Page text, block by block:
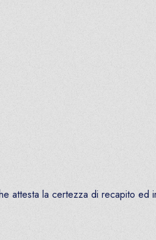
attesta la certezza di recapito